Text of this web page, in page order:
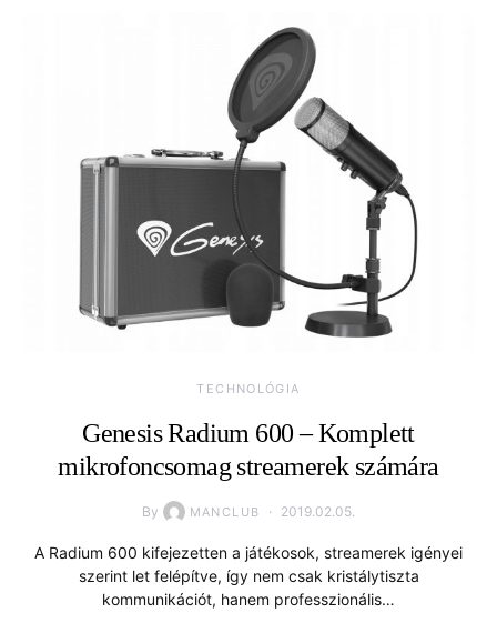
TECHNOLÓGIA
Genesis Radium 600 – Komplett
mikrofoncsomag streamerek számára
By MANCLUB 2019.02.05.
A Radium 600 kifejezetten a játékosok, streamerek igényei
szerint let felépítve, így nem csak kristálytiszta
kommunikációt, hanem professzionális…